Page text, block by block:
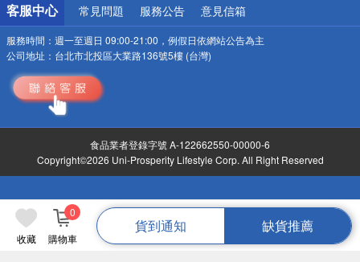
收藏 購物車
0
貨到通知 缺貨推薦
客服中心 常見問題 服務公告 意見信箱
服務時間： 週一至週日 09:00-21:00，例假日依網站公告為主
公司地址： 台北市北投區大業路136號5樓 (台灣)
食品業者登錄字號 A-122662550-00000-6
Copyright©2026 Uni-Prosperity Lifestyle Corp. All Right Reserved